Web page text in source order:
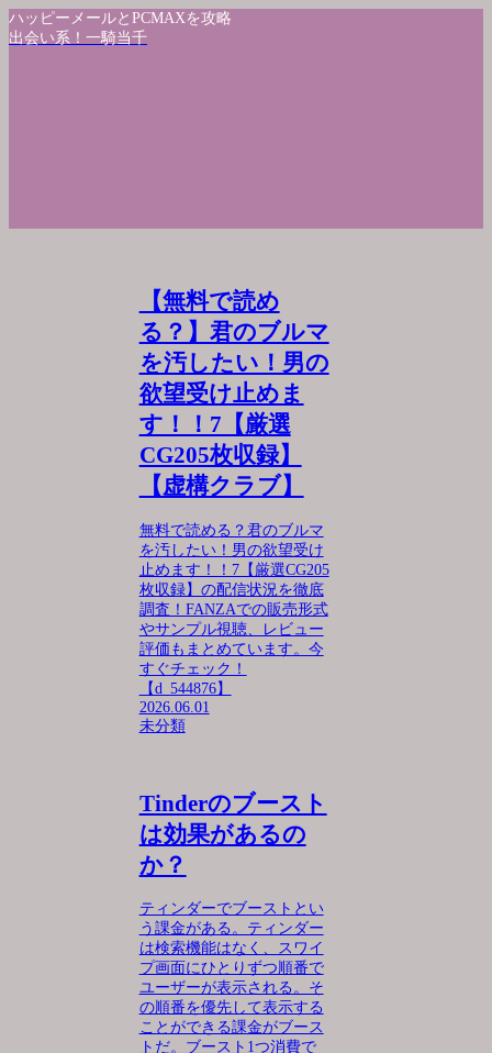
ハッピーメールとPCMAXを攻略
出会い系！一騎当千
【無料で読め
る？】君のブルマ
を汚したい！男の
欲望受け止めま
す！！7【厳選
CG205枚収録】
【虚構クラブ】
無料で読める？君のブルマ
を汚したい！男の欲望受け
止めます！！7【厳選CG205
枚収録】の配信状況を徹底
調査！FANZAでの販売形式
やサンプル視聴、レビュー
評価もまとめています。今
すぐチェック！
【d_544876】
2026.06.01
未分類
Tinderのブースト
は効果があるの
か？
ティンダーでブーストとい
う課金がある。ティンダー
は検索機能はなく、スワイ
プ画面にひとりずつ順番で
ユーザーが表示される。そ
の順番を優先して表示する
ことができる課金がブース
トだ。ブースト1つ消費で